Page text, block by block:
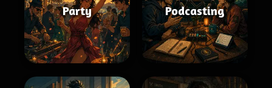
Party Podcasting